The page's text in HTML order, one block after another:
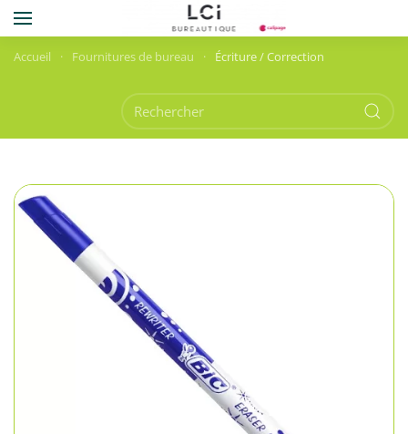
Skip to main content
Accueil Fournitures de bureau Écriture / Correction